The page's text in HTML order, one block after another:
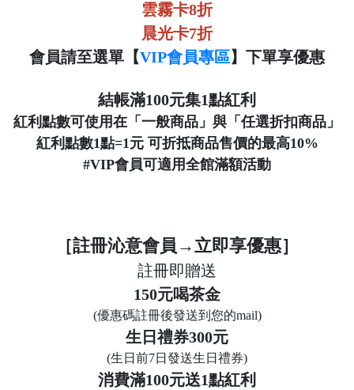
雲霧卡8折
晨光卡7折
會員請至選單【VIP會員專區】下單享優惠
結帳滿100元集1點紅利
紅利點數可使用在「一般商品」與「任選折扣商品」
紅利點數1點=1元 可折抵商品售價的最高10%
#VIP會員可適用全館滿額活動
［註冊沁意會員→立即享優惠］
註冊即贈送
150元喝茶金
(優惠碼註冊後發送到您的mail)
生日禮券300元
(生日前7日發送生日禮券)
消費滿100元送1點紅利